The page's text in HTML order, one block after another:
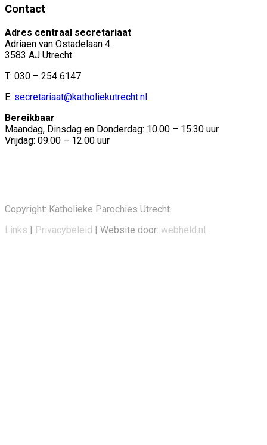
Contact
Adres centraal secretariaat
Adriaen van Ostadelaan 4
3583 AJ Utrecht
T: 030 – 254 6147
E: secretariaat@katholiekutrecht.nl
Bereikbaar
Maandag, Dinsdag en Donderdag: 10.00 – 15.30 uur
Vrijdag: 09.00 – 12.00 uur
Copyright: Katholieke Parochies Utrecht
Links | Privacybeleid | Website door: webheld.nl